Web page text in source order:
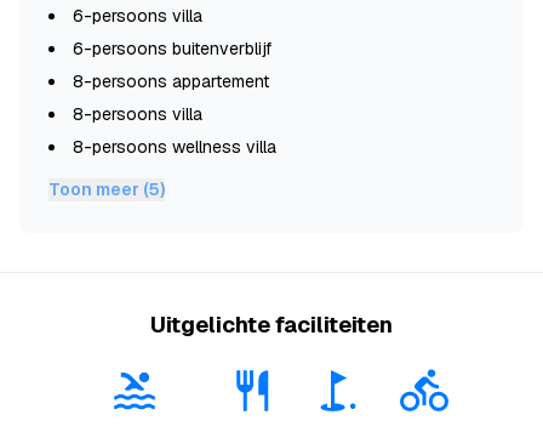
6-persoons villa
6-persoons buitenverblijf
8-persoons appartement
8-persoons villa
8-persoons wellness villa
Toon meer (5)
Uitgelichte faciliteiten